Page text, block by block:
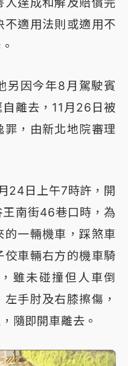
適用法則或適用不
另因今年8月駕駛賓
離去，11月26日被
，由新北地院審理
24日上午7時許，開
南街46巷口時，為
一輛機車，踩煞車
車輛右方的機車騎
雖未碰撞但人車倒
手肘及右膝擦傷，
隨即開車離去。